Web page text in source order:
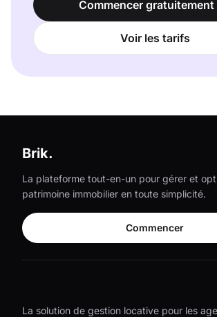
Commencer gratuitement
Voir les tarifs
Brik.
La plateforme tout-en-un pour gérer et
patrimoine immobilier en toute simplicité.
Commencer
La solution de gestion locative pour les